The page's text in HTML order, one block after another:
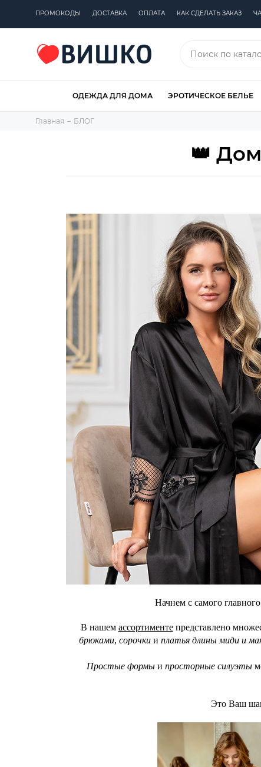
ПРОМОКОДЫ ДОСТАВКА ОПЛАТА КАК СДЕЛАТЬ ЗАКАЗ
ОДЕЖДА ДЛЯ ДОМА ЭРОТИЧЕСКОЕ БЕЛЬЕ
Главная БЛОГ
👑
Начнем с самого
В нашем ассортиментепредставлено
брюками, сорочки и платья длины миди и
Простые формы и просторные силуэты
Это Ваш